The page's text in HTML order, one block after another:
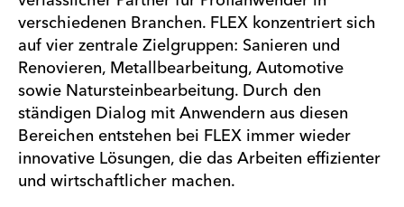
verschiedenen Branchen. FLEX konzentriert sich
auf vier zentrale Zielgruppen: Sanieren und
Renovieren, Metallbearbeitung, Automotive
sowie Natursteinbearbeitung. Durch den
ständigen Dialog mit Anwendern aus diesen
Bereichen entstehen bei FLEX immer wieder
innovative Lösungen, die das Arbeiten effizienter
und wirtschaftlicher machen.